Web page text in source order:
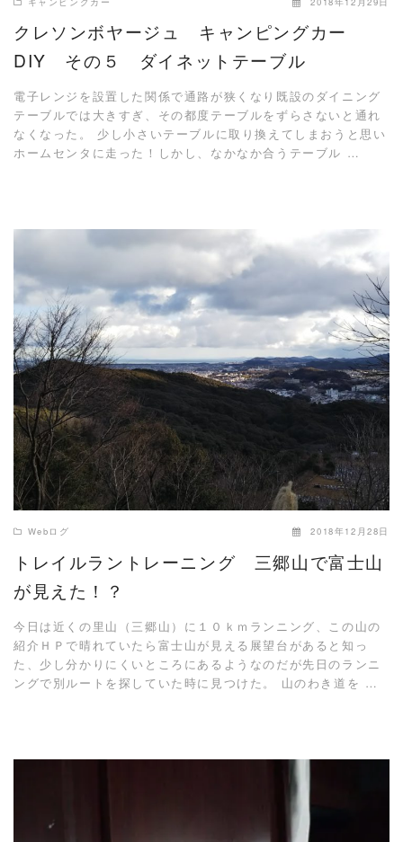
クレソンボヤージュ キャンピングカー
DIY その５ ダイネットテーブル
電子レンジを設置した関係で通路が狭くなり既設のダイニング
テーブルでは大きすぎ、その都度テーブルをずらさないと通れ
なくなった。 少し小さいテーブルに取り換えてしまおうと思い
ホームセンタに走った！しかし、なかなか合うテーブル …
READ MORE
Webログ 2018年12月28日
トレイルラントレーニング 三郷山で富士山
が見えた！？
今日は近くの里山（三郷山）に１０ｋｍランニング、この山の
紹介ＨＰで晴れていたら富士山が見える展望台があると知っ
た、少し分かりにくいところにあるようなのだが先日のランニ
ングで別ルートを探していた時に見つけた。 山のわき道を …